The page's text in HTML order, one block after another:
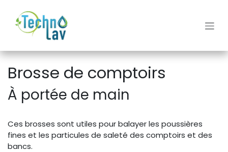
Brosse de comptoirs
À portée de main
Ces brosses sont utiles pour balayer les poussières
fines et les particules de saleté des comptoirs et des
bancs.